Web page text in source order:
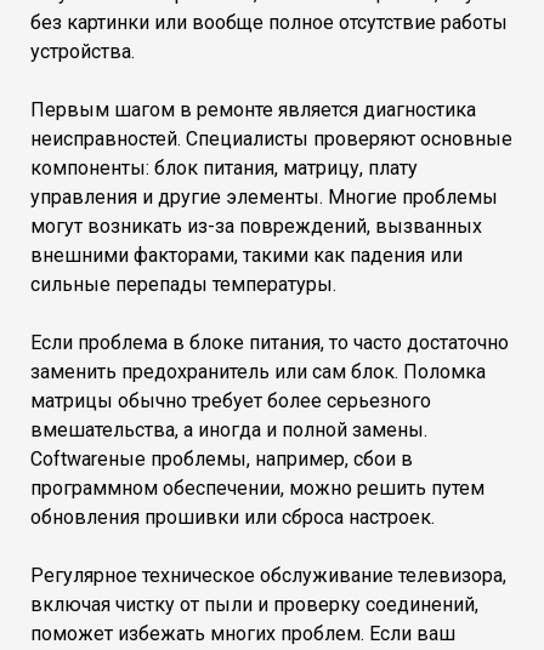
без картинки или вообще полное отсутствие работы
устройства.
Первым шагом в ремонте является диагностика
неисправностей. Специалисты проверяют основные
компоненты: блок питания, матрицу, плату
управления и другие элементы. Многие проблемы
могут возникать из-за повреждений, вызванных
внешними факторами, такими как падения или
сильные перепады температуры.
Если проблема в блоке питания, то часто достаточно
заменить предохранитель или сам блок. Поломка
матрицы обычно требует более серьезного
вмешательства, а иногда и полной замены.
Соftwareные проблемы, например, сбои в
программном обеспечении, можно решить путем
обновления прошивки или сброса настроек.
Регулярное техническое обслуживание телевизора,
включая чистку от пыли и проверку соединений,
поможет избежать многих проблем. Если ваш